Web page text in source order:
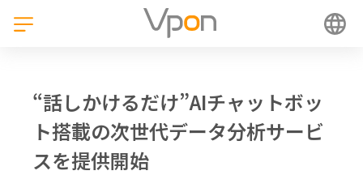
“話しかけるだけ”AIチャットボッ
ト搭載の次世代データ分析サービ
スを提供開始